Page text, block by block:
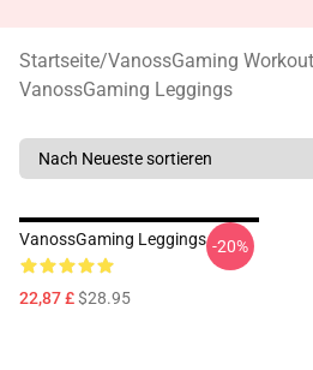
Startseite/VanossGaming
VanossGaming Leggings
VanossGaming Leggings
22,87 £$28.95
-20%